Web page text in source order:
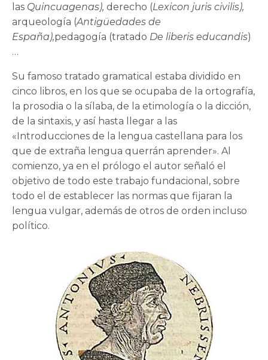
las Quincuagenas), derecho (Lexicon juris civilis),
arqueología (Antigüedades de
España),pedagogía (tratado De liberis educandis)
…
Su famoso tratado gramatical estaba dividido en
cinco libros, en los que se ocupaba de la ortografía,
la prosodia o la sílaba, de la etimología o la dicción,
de la sintaxis, y así hasta llegar a las
«Introducciones de la lengua castellana para los
que de extraña lengua querrán aprender». Al
comienzo, ya en el prólogo el autor señaló el
objetivo de todo este trabajo fundacional, sobre
todo el de establecer las normas que fijaran la
lengua vulgar, además de otros de orden incluso
político.